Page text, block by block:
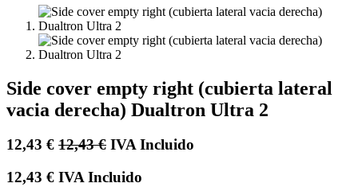
Side cover empty right (cubierta lateral
vacia derecha) Dualtron Ultra 2
12,43 € 12,43€ IVA Incluido
12,43 € IVA Incluido